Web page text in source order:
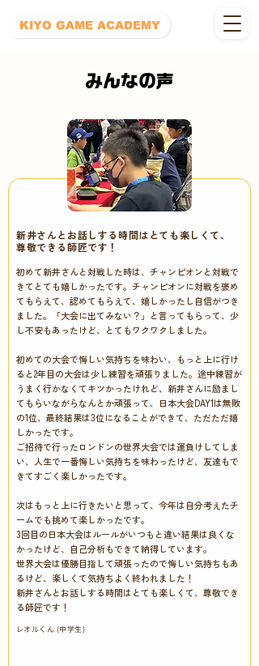
ボタン
KIYO GAME ACADEMY
みんなの声
新井さんとお話しする時間はとても楽しくて、
尊敬できる師匠です！
レオルくん (中学生)
初めて新井さんと対戦した時は、チャンピオンと対戦で
きてとても嬉しかったです。チャンピオンに対戦を褒め
てもらえて、認めてもらえて、嬉しかったし自信がつき
ました。「大会に出てみない？」と言ってもらって、少
し不安もあったけど、とてもワクワクしました。
初めての大会で悔しい気持ちを味わい、もっと上に行け
ると2年目の大会は少し練習を頑張りました。途中練習が
うまく行かなくてキツかったけれど、新井さんに励まし
てもらいながらなんとか頑張って、日本大会DAY1は無敗
の1位、最終結果は3位になることができて、ただただ嬉
しかったです。
ご招待で行ったロンドンの世界大会では運負けしてしま
い、人生で一番悔しい気持ちを味わったけど、友達もで
きてすごく楽しかったです。
次はもっと上に行きたいと思って、今年は自分考えたチ
ームでも挑めて楽しかったです。
3回目の日本大会はルールがいつもと違い結果は良くな
かったけど、自己分析もできて納得しています。
世界大会は優勝目指して頑張ったので悔しい気持ちもあ
るけど、楽しくて気持ちよく終われました！
新井さんとお話しする時間はとても楽しくて、尊敬でき
る師匠です！